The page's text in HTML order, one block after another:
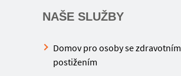
NAŠE SLUŽBY
Domov pro osoby se zdravotním
postižením